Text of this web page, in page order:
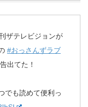
ザテレビジョンが
#おっさんずラブ
出てた！
でも読めて便利っ